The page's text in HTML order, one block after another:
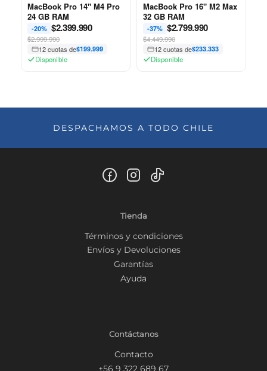
MacBook Pro 14" M4 Pro
24 GB RAM
-20% $2.399.990
$2.999.990
12 cuotas de$199.999
Disponible
MacBook Pro 16" M2 Max
32 GB RAM
-37% $2.799.990
$4.449.990
12 cuotas de$233.333
Disponible
DESPACHAMOS A TODO CHILE
Tienda
Términos y condiciones
Envíos y Devoluciones
Garantías
Ayuda
Contáctanos
Contacto
+56 9 322 689 67